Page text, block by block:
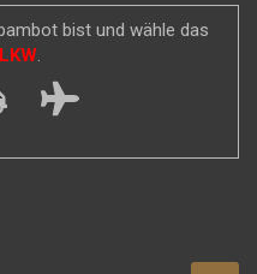
bist und wähle das
LKW.